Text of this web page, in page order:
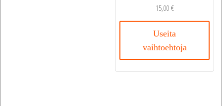
15,00€
Useita
vaihtoehtoja